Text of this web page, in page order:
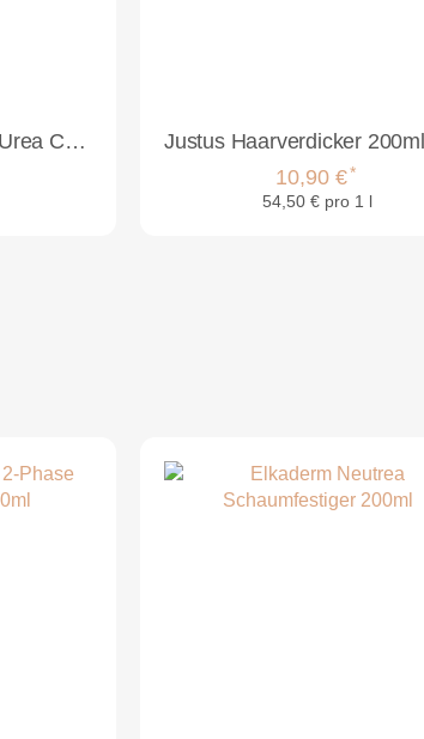
Elkaderm Neutrea 5% Urea Conditioner 250ml
10,90 €*
54,50 € pro 1 l